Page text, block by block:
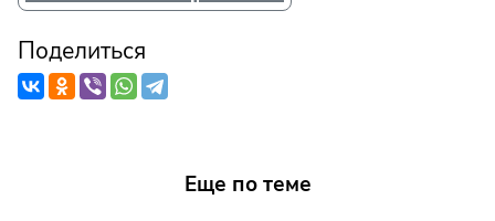
Поделиться
Еще по теме